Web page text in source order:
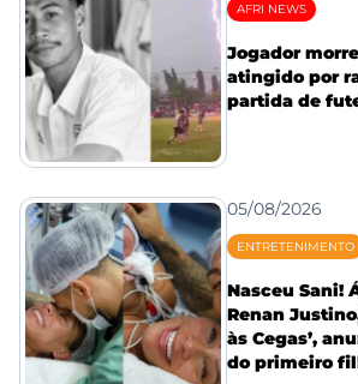
AFRI NEWS
Jogador
atingido por
partida de
05/08/2026
ENTRETENIMENTO
Nasceu Sani!
Renan
às Cegas’,
do primeiro